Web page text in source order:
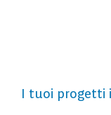
I tuoi progetti